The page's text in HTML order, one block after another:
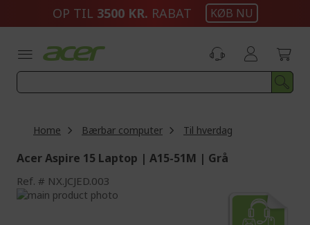
OP TIL 3500 KR. RABAT KØB NU
Home Bærbar computer Til hverdag
Acer Aspire 15 Laptop | A15-51M | Grå
Ref. NX.JCJED.003
Skip